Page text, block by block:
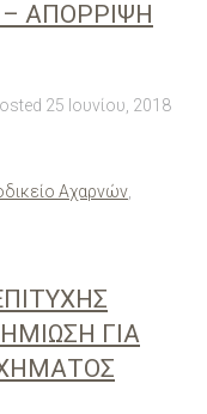
ΑΠΟΡΡΙΨΗ
25 Ιουνίου, 2018
Αχαρνών
ΓΙΑ